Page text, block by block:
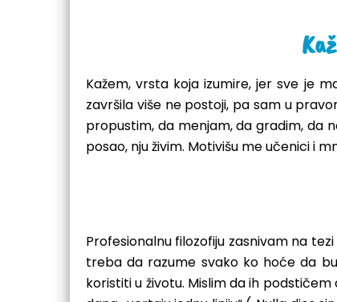
Kažem, vrsta koja izumire, jer sve je
završila više ne postoji, pa sam u
propustim, da menjam, da gradim, da
posao, nju živim. Motivišu me učenici i
Profesionalnu filozofiju zasnivam na
treba da razume svako ko hoće da
koristiti u životu. Mislim da ih